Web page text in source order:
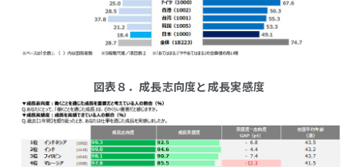
図表８．成長志向度と成長実感度